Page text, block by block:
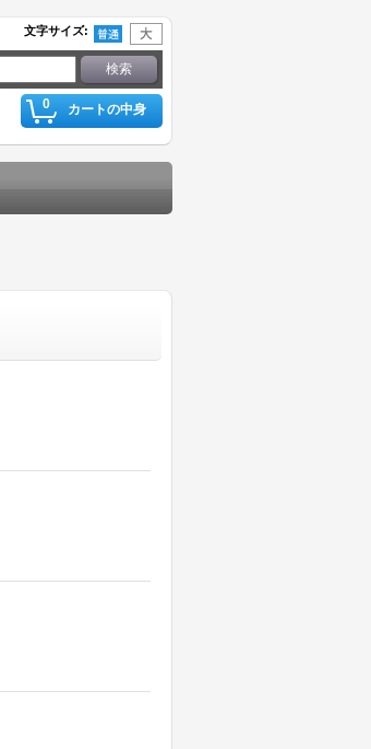
文字サイズ:
0 カートの中身